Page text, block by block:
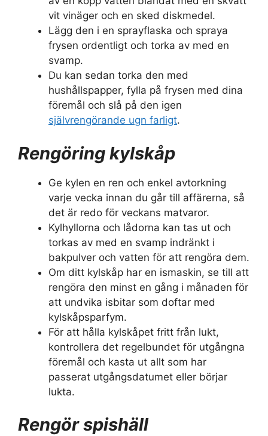
vit vinäger och en sked diskmedel.
Lägg den i en sprayflaska och spraya
frysen ordentligt och torka av med en
svamp.
Du kan sedan torka den med
hushållspapper, fylla på frysen med dina
föremål och slå på den igen
självrengörande ugn farligt.
Rengöring kylskåp
Ge kylen en ren och enkel avtorkning
varje vecka innan du går till affärerna, så
det är redo för veckans matvaror.
Kylhyllorna och lådorna kan tas ut och
torkas av med en svamp indränkt i
bakpulver och vatten för att rengöra dem.
Om ditt kylskåp har en ismaskin, se till att
rengöra den minst en gång i månaden för
att undvika isbitar som doftar med
kylskåpsparfym.
För att hålla kylskåpet fritt från lukt,
kontrollera det regelbundet för utgångna
föremål och kasta ut allt som har
passerat utgångsdatumet eller börjar
lukta.
Rengör spishäll